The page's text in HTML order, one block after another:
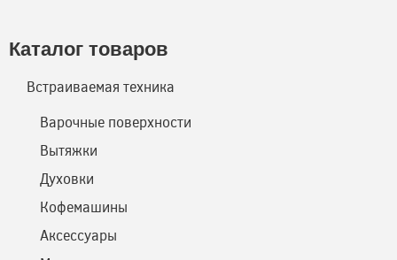
Каталог товаров
Встраиваемая техника
Варочные поверхности
Вытяжки
Духовки
Кофемашины
Аксессуары